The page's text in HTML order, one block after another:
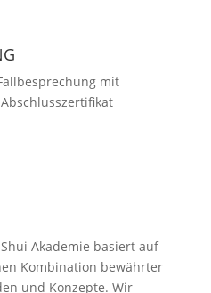
mit
Shui Akademie basiert auf
Kombination bewährter
und Konzepte. Wir